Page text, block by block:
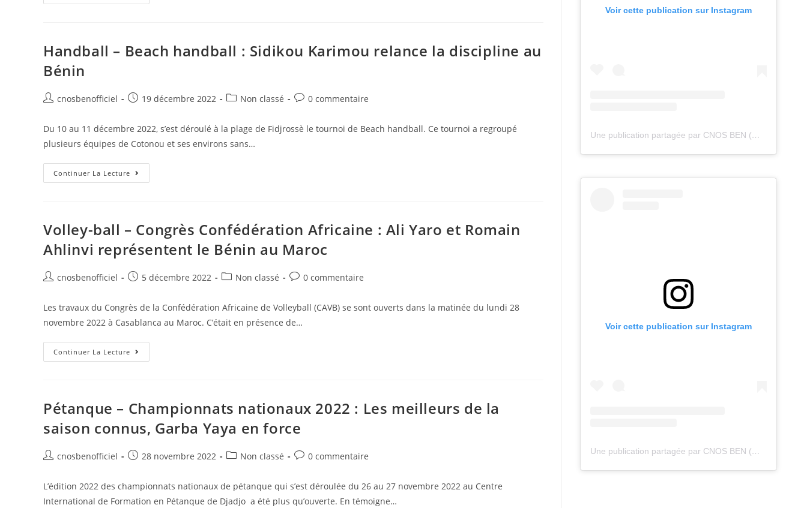
Handball – Beach handball : Sidikou Karimou relance la discipline au
Bénin
cnosbenofficiel 19 décembre 2022 Non classé 0 commentaire
Du 10 au 11 décembre 2022, s’est déroulé à la plage de Fidjrossè le tournoi de Beach handball. Ce tournoi a regroupé
plusieurs équipes de Cotonou et ses environs sans…
Continuer La Lecture
Volley-ball – Congrès Confédération Africaine : Ali Yaro et Romain
Ahlinvi représentent le Bénin au Maroc
cnosbenofficiel 5 décembre 2022 Non classé 0 commentaire
Les travaux du Congrès de la Confédération Africaine de Volleyball (CAVB) se sont ouverts dans la matinée du lundi 28
novembre 2022 à Casablanca au Maroc. C’était en présence de…
Continuer La Lecture
Pétanque – Championnats nationaux 2022 : Les meilleurs de la
saison connus, Garba Yaya en force
cnosbenofficiel 28 novembre 2022 Non classé 0 commentaire
L’édition 2022 des championnats nationaux de pétanque qui s’est déroulée du 26 au 27 novembre 2022 au Centre
International de Formation en Pétanque de Djadjo a été plus qu’ouverte. En témoigne…
Voir cette publication sur Instagram
Une publication partagée par CNOS BEN (@cnos_ben)
Voir cette publication sur Instagram
Une publication partagée par CNOS BEN (@cnos_ben)